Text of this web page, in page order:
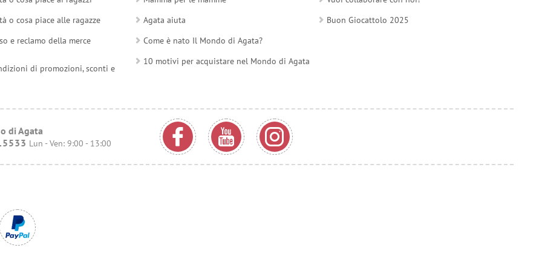
o cosa piace alle ragazze
e reclamo della merce
di promozioni, sconti e
Agata aiuta
Come è nato Il Mondo di Agata?
10 motivi per acquistare nel Mondo di Agata
Buon Giocattolo 2025
di Agata
Lun - Ven: 9:00 - 13:00